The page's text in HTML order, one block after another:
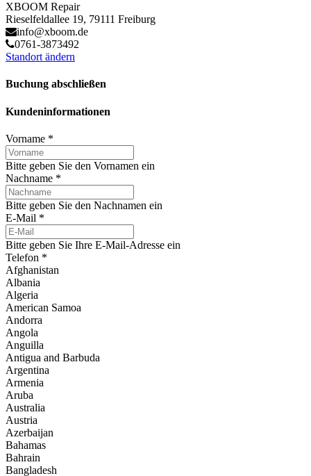
XBOOM Repair
Rieselfeldallee 19, 79111 Freiburg
info@xboom.de
0761-3873492
Standort ändern
Buchung abschließen
Kundeninformationen
Vorname *
Bitte geben Sie den Vornamen ein
Nachname *
Bitte geben Sie den Nachnamen ein
E-Mail *
Bitte geben Sie Ihre E-Mail-Adresse ein
Telefon *
Afghanistan
Albania
Algeria
American Samoa
Andorra
Angola
Anguilla
Antigua and Barbuda
Argentina
Armenia
Aruba
Australia
Austria
Azerbaijan
Bahamas
Bahrain
Bangladesh